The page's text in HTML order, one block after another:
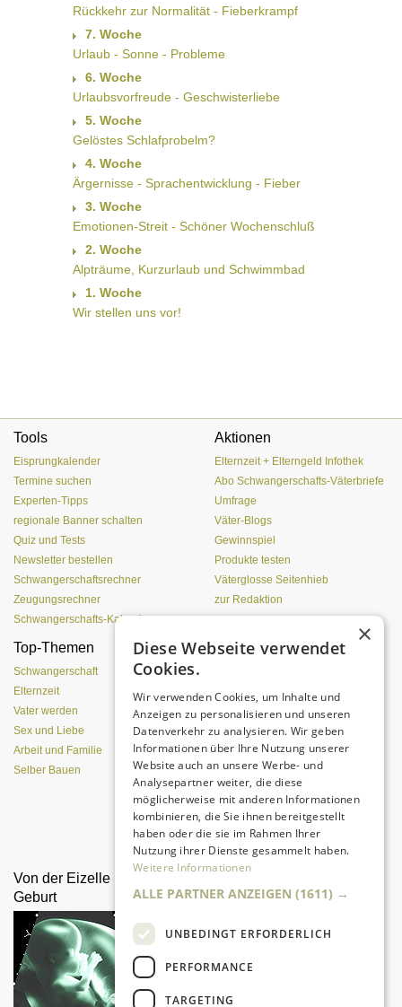
Rückkehr zur Normalität - Fieberkrampf
7. Woche
Urlaub - Sonne - Probleme
6. Woche
Urlaubsvorfreude - Geschwisterliebe
5. Woche
Gelöstes Schlafprobelm?
4. Woche
Ärgernisse - Sprachentwicklung - Fieber
3. Woche
Emotionen-Streit - Schöner Wochenschluß
2. Woche
Alpträume, Kurzurlaub und Schwimmbad
1. Woche
Wir stellen uns vor!
Tools
Eisprungkalender
Termine suchen
Experten-Tipps
regionale Banner schalten
Quiz und Tests
Newsletter bestellen
Schwangerschaftsrechner
Zeugungsrechner
Schwangerschafts-Kalender
Aktionen
Elternzeit + Elterngeld Infothek
Abo Schwangerschafts-Väterbriefe
Umfrage
Väter-Blogs
Gewinnspiel
Produkte testen
Väterglosse Seitenhieb
zur Redaktion
Top-Themen
Schwangerschaft
Elternzeit
Vater werden
Sex und Liebe
Arbeit und Familie
Selber Bauen
Einen Lehmofen
Da sind Kinder mit Begeisterung
dabei.
Von der Eizelle bis zur
Geburt
×
Diese Webseite verwendet
Cookies.
Wir verwenden Cookies, um Inhalte und
Anzeigen zu personalisieren und unseren
Datenverkehr zu analysieren. Wir geben
Informationen über Ihre Nutzung unserer
Website auch an unsere Werbe- und
Analysepartner weiter, die diese
möglicherweise mit anderen Informationen
kombinieren, die Sie ihnen bereitgestellt
haben oder die sie im Rahmen Ihrer
Nutzung ihrer Dienste gesammelt haben.
Weitere Informationen
ALLE PARTNER ANZEIGEN (1611) →
UNBEDINGT ERFORDERLICH
PERFORMANCE
TARGETING